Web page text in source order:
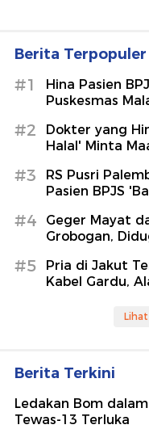
Berita Terpopuler
#1
Hina Pasien
Puskesmas
#2
Dokter yang
Halal' Minta
#3
RS Pusri
Pasien BPJS
#4
Geger Mayat
Grobogan,
#5
Pria di Jakut
Kabel Gardu,
Berita Terkini
Ledakan Bom
Tewas-13 Terluka